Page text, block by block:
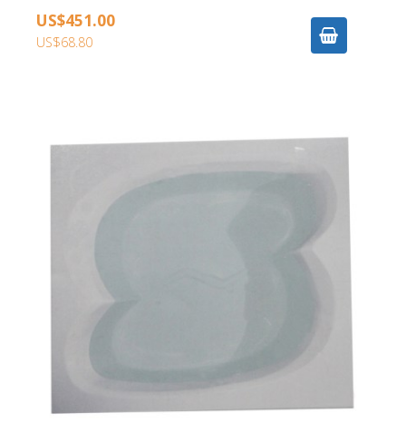
US$451.00
US$68.80